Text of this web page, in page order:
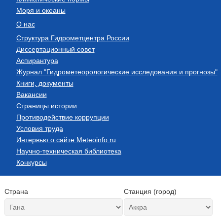
Моря и океаны
О нас
Структура Гидрометцентра России
Диссертационный совет
Аспирантура
Журнал "Гидрометеорологические исследования и прогнозы"
Книги, документы
Вакансии
Страницы истории
Противодействие коррупции
Условия труда
Интервью о сайте Meteoinfo.ru
Научно-техническая библиотека
Конкурсы
Страна Станция (город)